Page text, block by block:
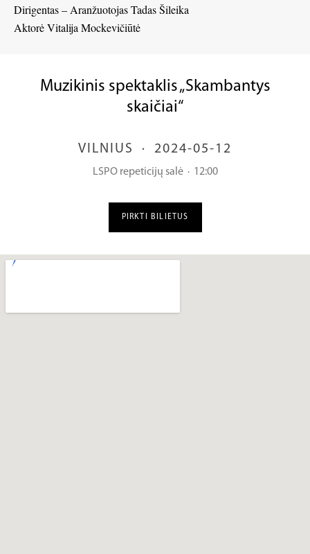
Dirigentas – Aranžuotojas Tadas Šileika
Aktorė Vitalija Mockevičiūtė
Muzikinis spektaklis „Skambantys
skaičiai“
VILNIUS · 2024-05-12
LSPO repeticijų salė · 12:00
PIRKTI BILIETUS